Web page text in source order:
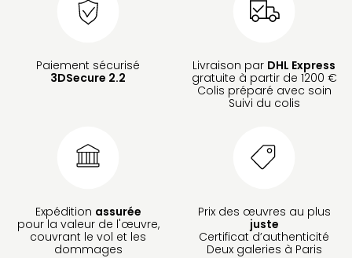
Paiement sécurisé
3DSecure 2.2
Livraison par DHL Express
gratuite à partir de 1200 €
Colis préparé avec soin
Suivi du colis
Expédition assurée
pour la valeur de l'œuvre,
couvrant le vol et les
dommages
Prix des œuvres au plus
juste
Certificat d’authenticité
Deux galeries à Paris